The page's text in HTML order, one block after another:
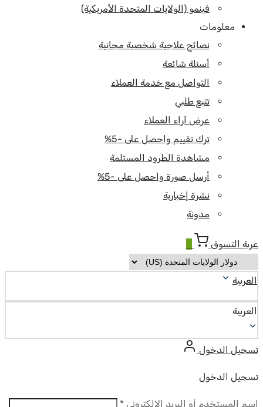
فينمو (الولايات المتحدة الأمريكية)
معلومات
نصائح علاجية شخصية مجانية
أسئلة شائعة
التواصل مع خدمة العملاء
تتبع طلبي
عرض آراء العملاء
ترك تقييم واحصل على -5%
مشاهدة الطرود المستلمة
أرسل صورة واحصل على -5%
نشرة إخبارية
مدونة
عربة التسوق
العربية
العربية
تسجيل الدخول
تسجيل الدخول
اسم المستخدم أو البريد الإلكتروني *